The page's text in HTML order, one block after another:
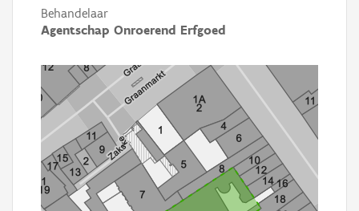
Behandelaar
Agentschap Onroerend Erfgoed